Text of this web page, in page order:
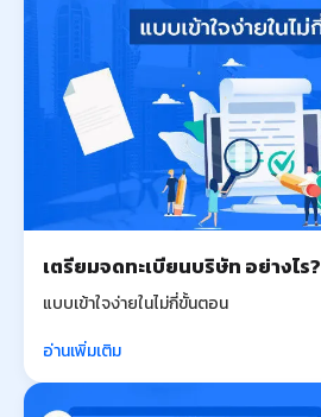
เตรียมจดทะเบียนบริษัท อย่างไร?
แบบเข้าใจง่ายในไม่กี่ขั้นตอน
อ่านเพิ่มเติม